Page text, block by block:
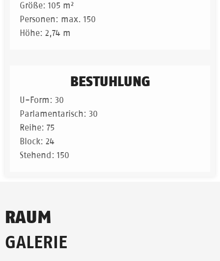
Größe: 105 m²
Personen: max. 150
Höhe: 2,74 m
BESTUHLUNG
U-Form: 30
Parlamentarisch: 30
Reihe: 75
Block: 24
Stehend: 150
RAUM
GALERIE